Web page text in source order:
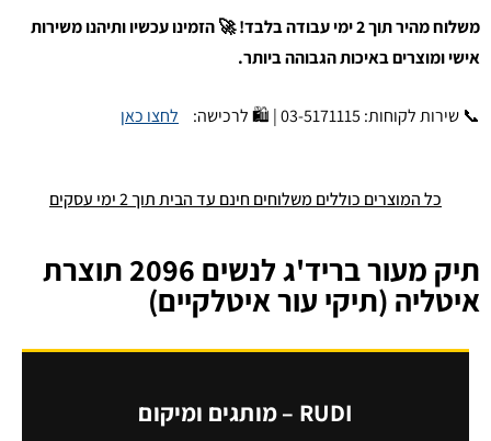
משלוח מהיר תוך 2 ימי עבודה בלבד! 🚀 הזמינו עכשיו ותיהנו משירות
אישי ומוצרים באיכות הגבוהה ביותר.
📞 שירות לקוחות: 03-5171115 | 🛍️ לרכישה: לחצו כאן
כל המוצרים כוללים משלוחים חינם עד הבית תוך 2 ימי עסקים
תיק מעור בריד'ג לנשים 2096 תוצרת
איטליה (תיקי עור איטלקיים)
RUDI – מותגים ומיקום